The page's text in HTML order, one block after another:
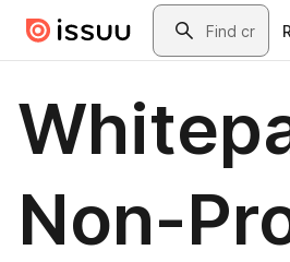
Skip to main contentSearch
Non-